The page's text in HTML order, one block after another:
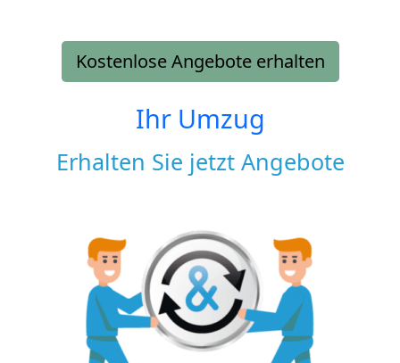
Kostenlose Angebote erhalten
Ihr Umzug
Erhalten Sie jetzt Angebote